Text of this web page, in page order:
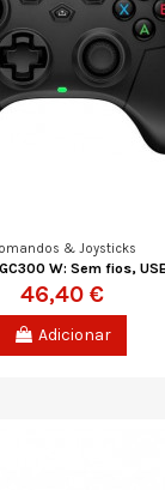
& Joysticks
W: Sem fios,
46,40 €
Adicionar